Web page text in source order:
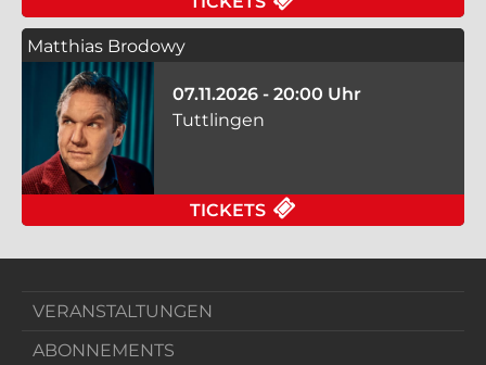
Matthias Brodowy
07.11.2026 - 20:00 Uhr
Tuttlingen
TICKETS
VERANSTALTUNGEN
ABONNEMENTS